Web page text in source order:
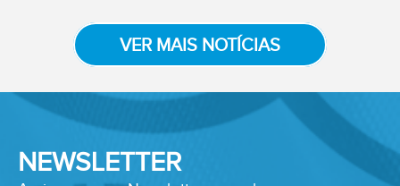
VER MAIS NOTÍCIAS
NEWSLETTER